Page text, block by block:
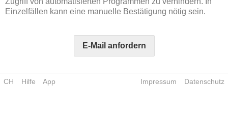
Einzelfällen kann eine manuelle Bestätigung nötig sein.
E-Mail anfordern
CH Hilfe App Impressum Datenschutz